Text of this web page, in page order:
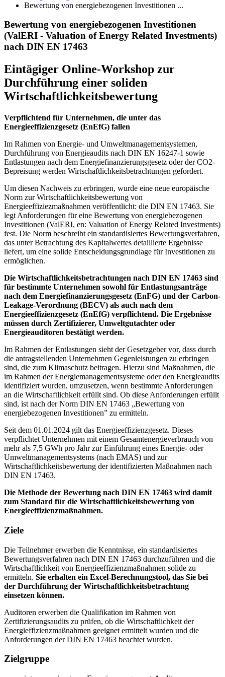
Bewertung von energiebezogenen Investitionen ...
Bewertung von energiebezogenen Investitionen
(ValERI - Valuation of Energy Related Investments)
nach DIN EN 17463
Eintägiger Online-Workshop zur
Durchführung einer soliden
Wirtschaftlichkeitsbewertung
Verpflichtend für Unternehmen, die unter das
Energieeffizienzgesetz (EnEfG) fallen
Im Rahmen von Energie- und Umweltmanagementsystemen,
Durchführung von Energieaudits nach DIN EN 16247-1 sowie
Entlastungen nach dem Energiefinanzierungsgesetz oder der CO2-​
Bepreisung werden Wirtschaftlichkeitsbetrachtungen gefordert.
Um diesen Nachweis zu erbringen, wurde eine neue europäische
Norm zur Wirtschaftlichkeitsbewertung von
Energieeffiziezmaßnahmen veröffentlicht: die DIN EN 17463. Sie
legt Anforderungen für eine Bewertung von energiebezogenen
Investitionen (ValERI, en: Valuation of Energy Related Investments)
fest. Die Norm beschreibt ein standardisiertes Bewertungsverfahren,
das unter Betrachtung des Kapitalwertes detaillierte Ergebnisse
liefert, um eine solide Entscheidungsgrundlage für Investitionen zu
ermöglichen.
Die Wirtschaftlichkeitsbetrachtungen nach DIN EN 17463 sind
für bestimmte Unternehmen sowohl für Entlastungsanträge
nach dem Energiefinanzierungsgesetz (EnFG) und der Carbon-
Leakage-Verordnung (BECV) als auch nach dem
Energieeffizienzgesetz (EnEfG) verpflichtend. Die Ergebnisse
müssen durch Zertifizierer, Umweltgutachter oder
Energieauditoren bestätigt werden.
Im Rahmen der Entlastungen sieht der Gesetzgeber vor, dass durch
die antragstellenden Unternehmen Gegenleistungen zu erbringen
sind, die zum Klimaschutz beitragen. Hierzu sind Maßnahmen, die
im Rahmen der Energiemanagementsysteme oder den Energieaudits
identifiziert wurden, umzusetzen, wenn bestimmte Anforderungen
an die Wirtschaftlichkeit erfüllt sind. Ob diese Anforderungen erfüllt
sind, ist nach der Norm DIN EN 17463 „Bewertung von
energiebezogenen Investitionen” zu ermitteln.
Seit dem 01.01.2024 gilt das Energieeffizienzgesetz. Dieses
verpflichtet Unternehmen mit einem Gesamtenergieverbrauch von
mehr als 7,5 GWh pro Jahr zur Einführung eines Energie- oder
Umweltmanagementsystems (nach EMAS) und zur
Wirtschaftlichkeitsbewertung der identifizierten Maßnahmen nach
DIN EN 17463.
Die Methode der Bewertung nach DIN EN 17463 wird damit
zum Standard für die Wirtschaftlichkeitsbewertung von
Energieeffizienzmaßnahmen.
Ziele
Die Teilnehmer erwerben die Kenntnisse, ein standardisiertes
Bewertungsverfahren nach DIN EN 17463 durchzuführen und die
Wirtschaftlichkeit von Energieeffizienzmaßnahmen solide zu
ermitteln. Sie erhalten ein Excel-Berechnungstool, das Sie bei
der Durchführung der Wirtschaftlichkeitsbetrachtung
einsetzen können.
Auditoren erwerben die Qualifikation im Rahmen von
Zertifizierungsaudits zu prüfen, ob die Wirtschaftlichkeit der
Energieffizienzmaßnahmen geeignet ermittelt wurden und die
Anforderungen der DIN EN 17463 beachtet wurden.
Zielgruppe